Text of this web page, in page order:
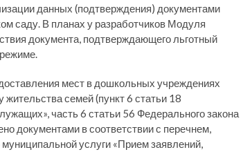
данных (подтверждения) документами
саду. В планах у разработчиков Модуля
документа, подтверждающего льготный
мест в дошкольных учреждениях
семей (пункт 6 статьи 18
часть 6 статьи 56 Федерального закона
документами в соответствии с перечнем,
услуги «Прием заявлений,